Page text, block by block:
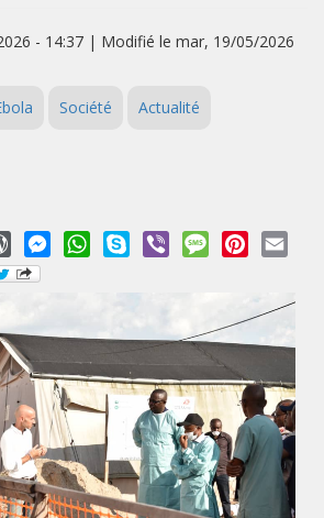
- 14:37 | Modifié le mar, 19/05/2026
Société Actualité
WordPressMessengerWhatsApp
Skype Viber MessagePinterest